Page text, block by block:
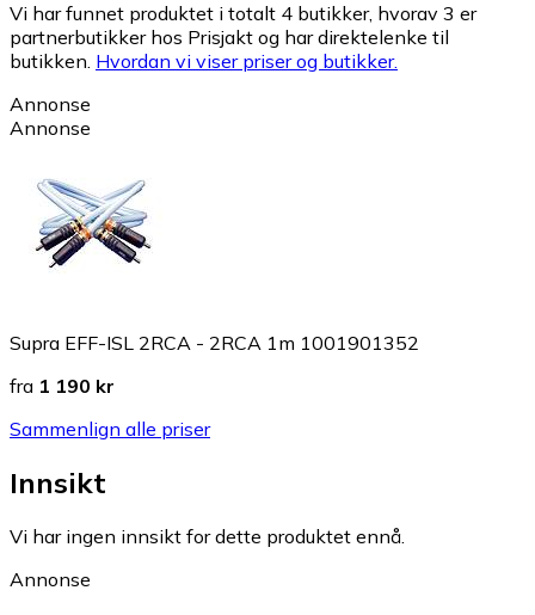
Vi har funnet produktet i totalt 4 butikker, hvorav 3 er
partnerbutikker hos Prisjakt og har direktelenke til
butikken. Hvordan vi viser priser og butikker.
Annonse
Annonse
Supra EFF-ISL 2RCA - 2RCA 1m 1001901352
fra 1 190 kr
Sammenlign alle priser
Innsikt
Vi har ingen innsikt for dette produktet ennå.
Annonse